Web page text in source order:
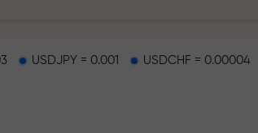
USDJPY = 0.001 USDCHF = 0.00004